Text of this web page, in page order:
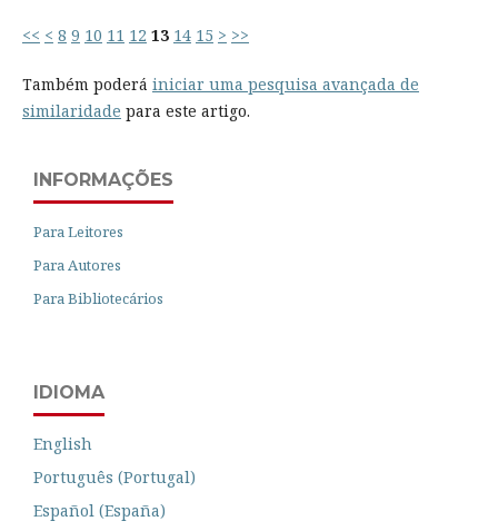
<< < 8 9 10 11 12 13 14 15 > >>
Também poderá iniciar uma pesquisa avançada de
similaridade para este artigo.
INFORMAÇÕES
Para Leitores
Para Autores
Para Bibliotecários
IDIOMA
English
Português (Portugal)
Español (España)